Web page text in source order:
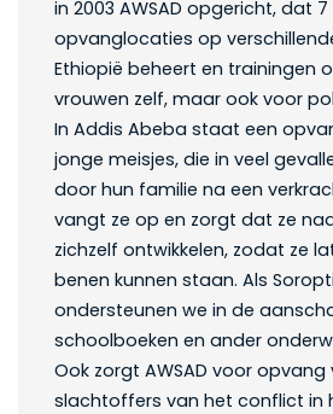
in 2003 AWSAD opgericht, dat 7
opvanglocaties op
Ethiopië beheert en trainingen
vrouwen zelf, maar ook voor
In Addis Abeba staat een
jonge meisjes, die in veel
door hun familie na een
vangt ze op en zorgt dat ze
zichzelf ontwikkelen, zodat ze
benen kunnen staan. Als
ondersteunen we in de
schoolboeken en ander
Ook zorgt AWSAD voor opvang
slachtoffers van het conflict in